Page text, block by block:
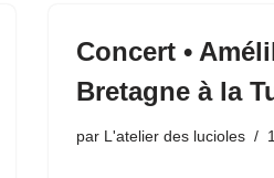
Concert •
Bretagne à la
par L'atelier des lucioles